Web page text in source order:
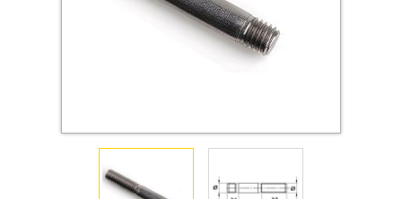
Крюки, кольца с метрической резьбой
Оснастка и аксессуары для яхт